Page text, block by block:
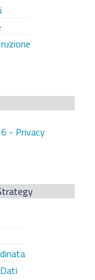
- Privacy